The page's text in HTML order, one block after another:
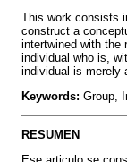
This work consists
construct a
intertwined with the
individual who is,
individual is merely
Keywords: Group,
RESUMEN